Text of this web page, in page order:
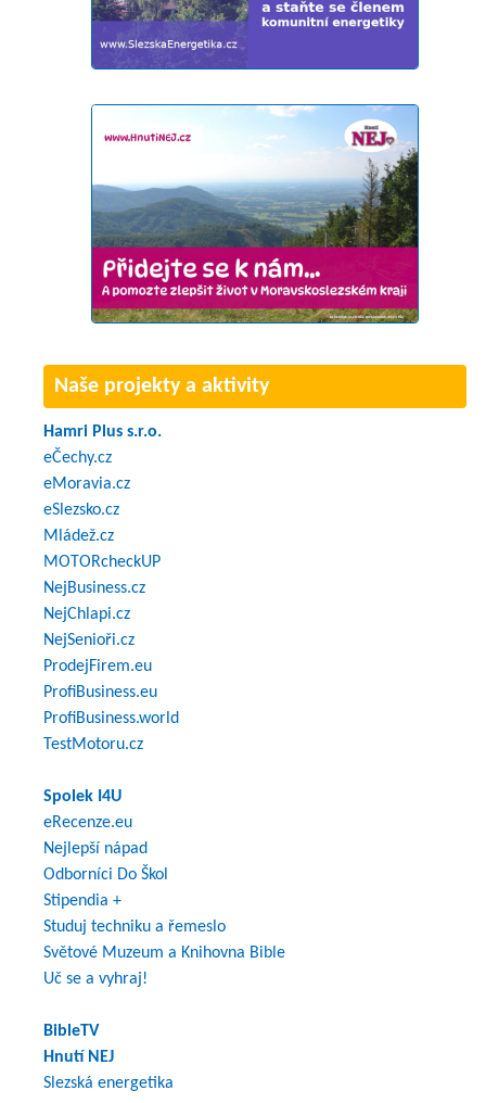
Naše projekty a aktivity
Hamri Plus s.r.o.
eČechy.cz
eMoravia.cz
eSlezsko.cz
Mládež.cz
MOTORcheckUP
NejBusiness.cz
NejChlapi.cz
NejSenioři.cz
ProdejFirem.eu
ProfiBusiness.eu
ProfiBusiness.world
TestMotoru.cz
Spolek I4U
eRecenze.eu
Nejlepší nápad
Odborníci Do Škol
Stipendia +
Studuj techniku a řemeslo
Světové Muzeum a Knihovna Bible
Uč se a vyhraj!
BibleTV
Hnutí NEJ
Slezská energetika